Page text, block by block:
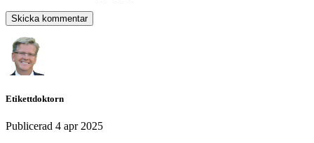
Etikettdoktorn
Publicerad 4 apr 2025